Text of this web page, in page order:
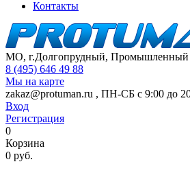
Контакты
МО, г.Долгопрудный, Промышленный
8 (495) 646 49 88
Мы на карте
zakaz@protuman.ru , ПН-СБ с 9:00 до
Вход
Регистрация
0
Корзина
0 руб.